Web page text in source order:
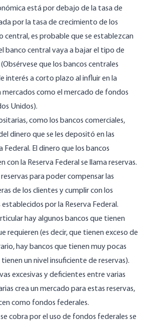
está por debajo de la tasa de
por la tasa de crecimiento de los
central, es probable que se establezcan
banco central vaya a bajar el tipo de
que los bancos centrales
interés a corto plazo al influir en la
mercados como el mercado de fondos
Unidos).
como los bancos comerciales,
dinero que se les depositó en las
Federal. El dinero que los bancos
con la Reserva Federal se llama reservas.
para poder compensar las
de los clientes y cumplir con los
por la Reserva Federal.
hay algunos bancos que tienen
requieren (es decir, que tienen exceso de
hay bancos que tienen muy pocas
tienen un nivel insuficiente de reservas).
excesivas y deficientes entre varias
crea un mercado para estas reservas,
como fondos federales.
cobra por el uso de fondos federales se